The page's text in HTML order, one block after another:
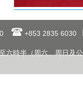
+853 2835 6030
六時半（周六、周日及